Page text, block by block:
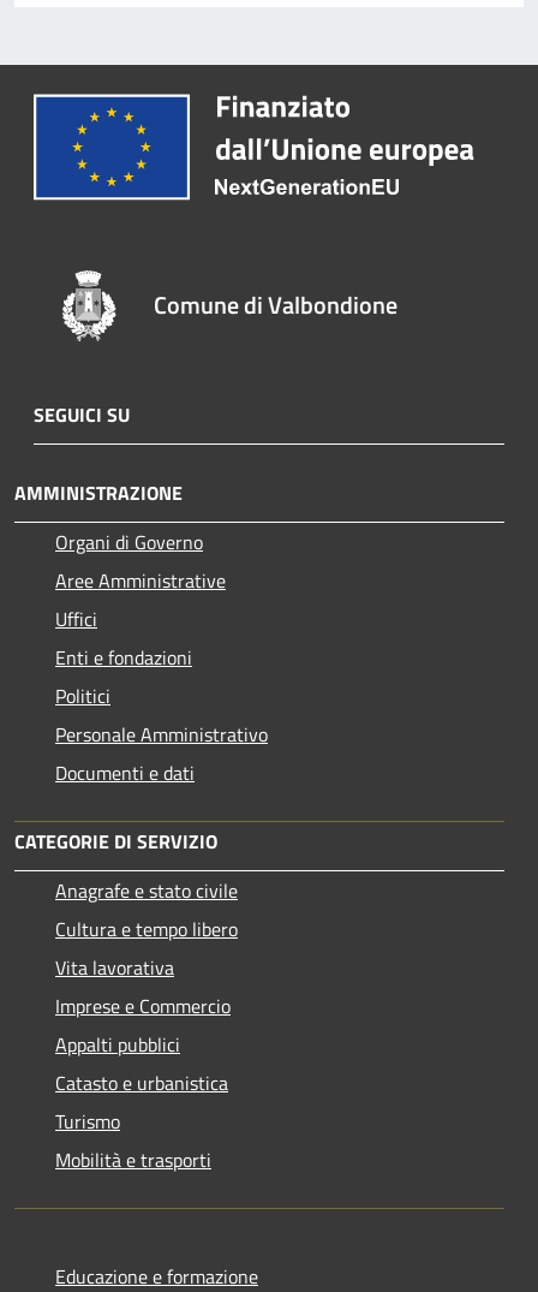
Comune di Valbondione
SEGUICI SU
AMMINISTRAZIONE
Organi di Governo
Aree Amministrative
Uffici
Enti e fondazioni
Politici
Personale Amministrativo
Documenti e dati
CATEGORIE DI SERVIZIO
Anagrafe e stato civile
Cultura e tempo libero
Vita lavorativa
Imprese e Commercio
Appalti pubblici
Catasto e urbanistica
Turismo
Mobilità e trasporti
Educazione e formazione